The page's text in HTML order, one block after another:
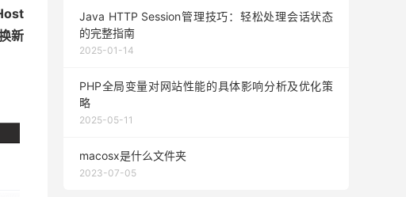
新
Java HTTP Session管理技巧：轻松处理会话状态
的完整指南
2025-01-14
PHP全局变量对网站性能的具体影响分析及优化策
略
2025-05-11
macosx是什么文件夹
2023-07-05